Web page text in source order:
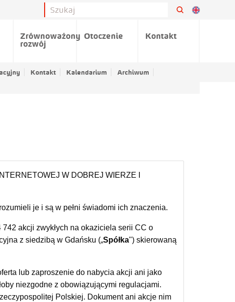
Kontakt Kalendarium
Archiwum
Zrównoważony
rozwój
Otoczenie Kontakt
W DOBREJ WIERZE I
je i są w pełni świadomi ich znaczenia.
akcji zwykłych na okaziciela serii CC o
z siedzibą w Gdańsku („Spółka") skierowaną
lub zaproszenie do nabycia akcji ani jako
niezgodne z obowiązującymi regulacjami.
Polskiej. Dokument ani akcje nim